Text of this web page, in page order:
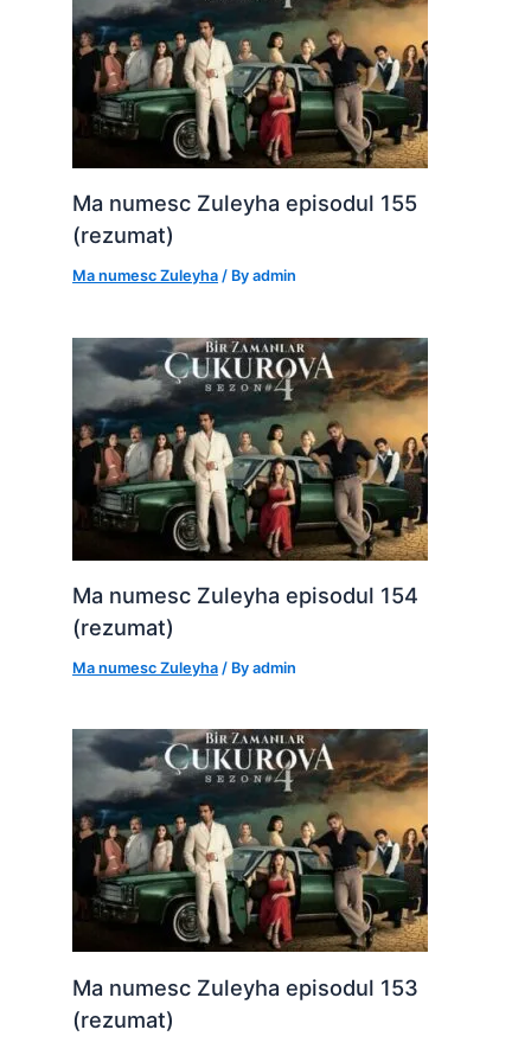
Ma numesc Zuleyha episodul 155
(rezumat)
Ma numesc Zuleyha / Byadmin
Ma numesc Zuleyha episodul 154
(rezumat)
Ma numesc Zuleyha / Byadmin
Ma numesc Zuleyha episodul 153
(rezumat)